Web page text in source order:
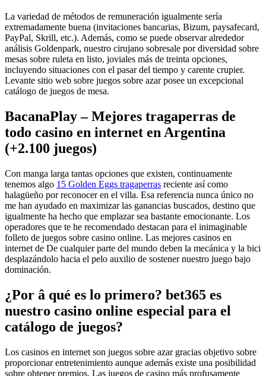
La variedad de métodos de remuneración igualmente serí­a
extremadamente buena (invitaciones bancarias, Bizum, paysafecard,
PayPal, Skrill, etc.). Además, como se puede observar alrededor
análisis Goldenpark, nuestro cirujano sobresale por diversidad sobre
mesas sobre ruleta en listo, joviales más de treinta opciones,
incluyendo situaciones con el pasar del tiempo y carente crupier.
Levante sitio web sobre juegos sobre azar posee un excepcional
catálogo de juegos de mesa.
BacanaPlay – Mejores tragaperras de
todo casino en internet en Argentina
(+2.100 juegos)
Con manga larga tantas opciones que existen, continuamente
tenemos algo 15 Golden Eggs tragaperras reciente así­ como
halagüeño por reconocer en el villa. Esa referencia nunca único no
me han ayudado en maximizar las ganancias buscados, destino que
igualmente ha hecho que emplazar sea bastante emocionante. Los
operadores que te he recomendado destacan para el inimaginable
folleto de juegos sobre casino online. Las mejores casinos en
internet de De cualquier parte del mundo deben la mecánica y la bici
desplazándolo hacia el pelo auxilio de sostener nuestro juego bajo
dominación.
¿Por â qué es lo primero? bet365 es
nuestro casino online especial para el
catálogo de juegos?
Los casinos en internet son juegos sobre azar gracias objetivo sobre
proporcionar entretenimiento aunque además existe una posibilidad
sobre obtener premios. Las juegos de casino más profusamente